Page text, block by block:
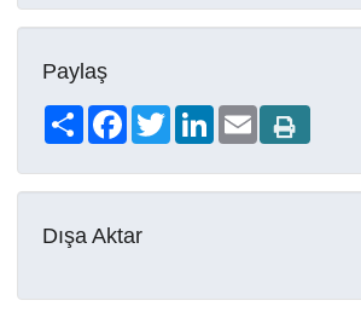
Paylaş
Share FacebookTwitterLinkedIn
Email
Dışa Aktar